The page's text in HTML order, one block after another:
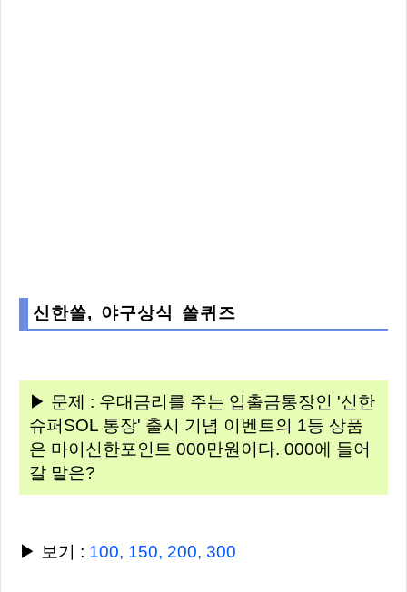
신한쏠, 야구상식 쏠퀴즈
▶ 문제 : 우대금리를 주는 입출금통장인 '신한
슈퍼SOL 통장' 출시 기념 이벤트의 1등 상품
은 마이신한포인트 000만원이다. 000에 들어
갈 말은?
▶ 보기 : 100, 150, 200, 300